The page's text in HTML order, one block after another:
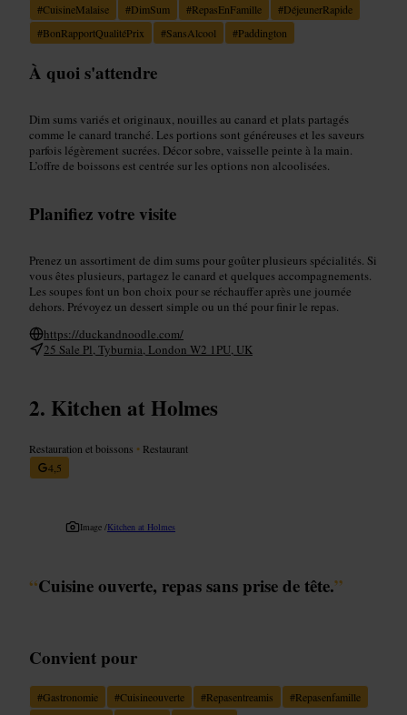
#CuisineMalaise #DimSum #RepasEnFamille #DéjeunerRapide
#BonRapportQualitéPrix #SansAlcool #Paddington
À quoi s'attendre
Dim sums variés et originaux, nouilles au canard et plats partagés
comme le canard tranché. Les portions sont généreuses et les saveurs
parfois légèrement sucrées. Décor sobre, vaisselle peinte à la main.
L’offre de boissons est centrée sur les options non alcoolisées.
Planifiez votre visite
Prenez un assortiment de dim sums pour goûter plusieurs spécialités. Si
vous êtes plusieurs, partagez le canard et quelques accompagnements.
Les soupes font un bon choix pour se réchauffer après une journée
dehors. Prévoyez un dessert simple ou un thé pour finir le repas.
https://duckandnoodle.com/
25 Sale Pl, Tyburnia, London W2 1PU, UK
Kitchen at Holmes
Restauration et boissons • Restaurant
4,5
Image /Kitchen at Holmes
“Cuisine ouverte, repas sans prise de tête.”
Convient pour
#Gastronomie #Cuisineouverte #Repasentreamis #Repasenfamille